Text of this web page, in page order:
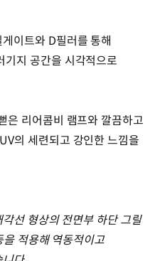
이트와 D필러를 통해
기지 공간을 시각적으로
은 리어콤비 램프와 깔끔하고
의 세련되고 강인한 느낌을
선 형상의 전면부 하단 그릴
적용해 역동적이고